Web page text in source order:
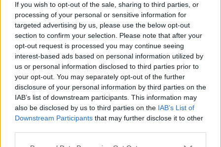
If you wish to opt-out of the sale, sharing to third parties, or
processing of your personal or sensitive information for
targeted advertising by us, please use the below opt-out
section to confirm your selection. Please note that after your
opt-out request is processed you may continue seeing
interest-based ads based on personal information utilized by
us or personal information disclosed to third parties prior to
your opt-out. You may separately opt-out of the further
disclosure of your personal information by third parties on the
IAB’s list of downstream participants. This information may
also be disclosed by us to third parties on the IAB’s List of
Downstream Participants that may further disclose it to other
Szia,
Február 21-ig volt beváltható.
Feb 29, 2024
kole222likes this.
Mamóka42
User
Üdv mindenkinek. Online vagyok,jöhetnek gépek.
Köszönöm.
Mar 23, 2024